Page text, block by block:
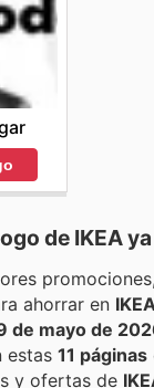
de IKEA
para ahorrar en
de mayo de
estas 11 páginas
y ofertas de